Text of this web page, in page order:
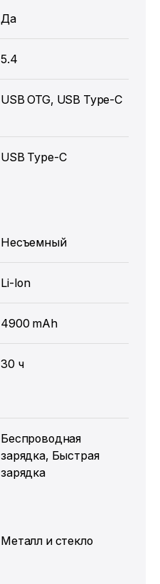
Да
5.4
USB OTG, USB Type-C
USB Type-C
Несъемный
Li-Ion
4900 mAh
30 ч
Беспроводная
зарядка, Быстрая
зарядка
Металл и стекло